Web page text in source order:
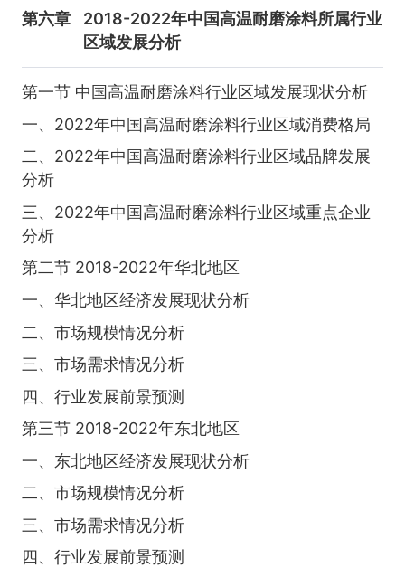
第六章
2018-2022年中国高温耐磨涂料所属行业
区域发展分析
第一节 中国高温耐磨涂料行业区域发展现状分析
一、2022年中国高温耐磨涂料行业区域消费格局
二、2022年中国高温耐磨涂料行业区域品牌发展
分析
三、2022年中国高温耐磨涂料行业区域重点企业
分析
第二节 2018-2022年华北地区
一、华北地区经济发展现状分析
二、市场规模情况分析
三、市场需求情况分析
四、行业发展前景预测
第三节 2018-2022年东北地区
一、东北地区经济发展现状分析
二、市场规模情况分析
三、市场需求情况分析
四、行业发展前景预测